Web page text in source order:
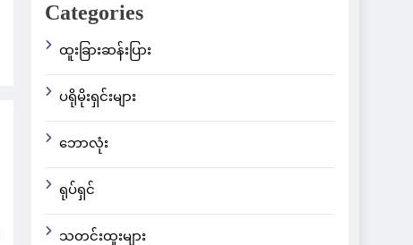
Categories
ထူးခြားဆန်းပြား
ပရိုမိုးရှင်းများ
ဘောလုံး
ရုပ်ရှင်
သတင်းထူးများ